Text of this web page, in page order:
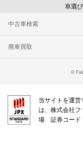
車選
中古車検索
廃車買取
©
当サイトを運
は、株式会社フ
場 証券コード